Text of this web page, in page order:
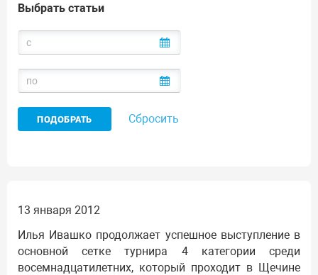
Выбрать статьи
Сбросить
13 января 2012
Илья Ивашко продолжает успешное выступление в
основной сетке турнира 4 категории среди
восемнадцатилетних, который проходит в Щечине